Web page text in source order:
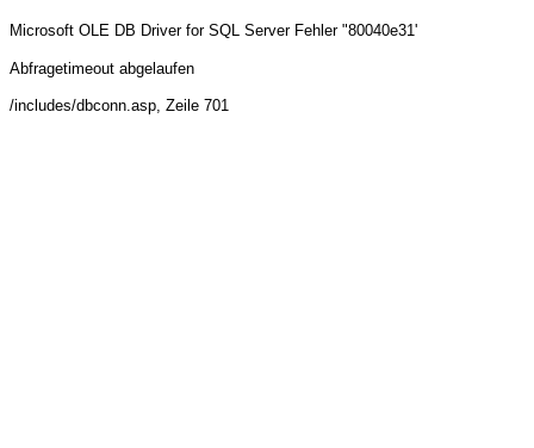
Microsoft OLE DB Driver for SQL Server Fehler "80040e31'
Abfragetimeout abgelaufen
/includes/dbconn.asp, Zeile 701